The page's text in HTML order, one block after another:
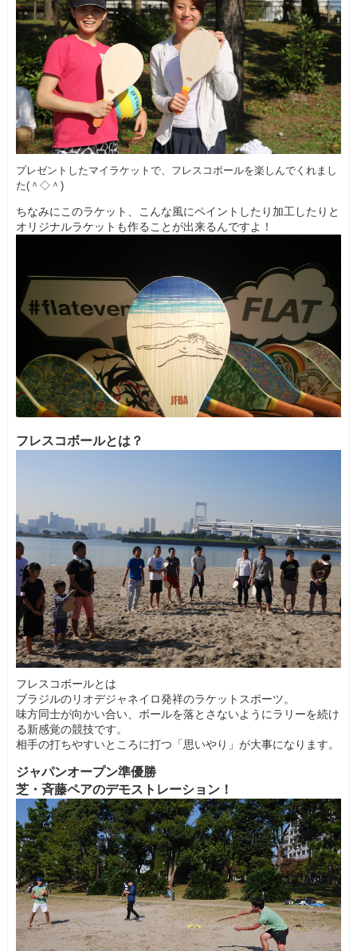
プレゼントしたマイラケットで、フレスコボールを楽しんでくれまし
た(＾◇＾)
ちなみにこのラケット、こんな風にペイントしたり加工したりと
オリジナルラケットも作ることが出来るんですよ！
フレスコボールとは？
フレスコボールとは
ブラジルのリオデジャネイロ発祥のラケットスポーツ。
味方同士が向かい合い、ボールを落とさないようにラリーを続け
る新感覚の競技です。
相手の打ちやすいところに打つ「思いやり」が大事になります。
ジャパンオープン準優勝
芝・斉藤ペアのデモストレーション！